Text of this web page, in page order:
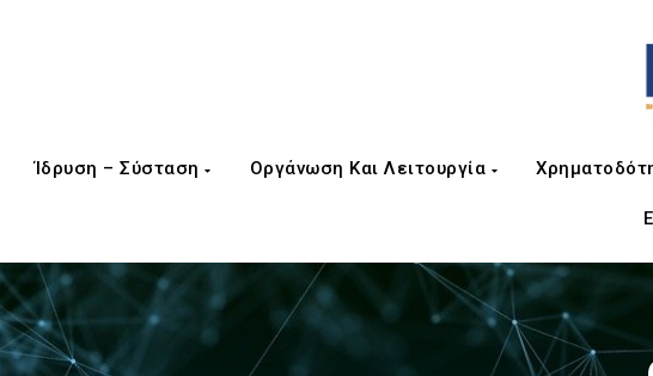
Ίδρυση – Σύσταση Οργάνωση Και Λειτουργία